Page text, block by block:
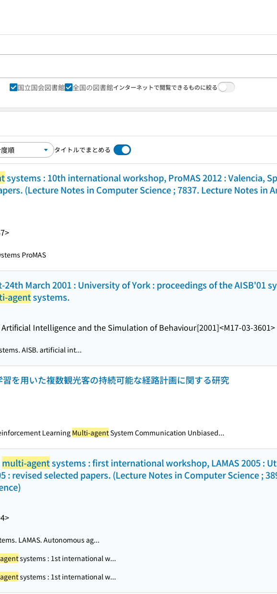
国立国会図書館 全国の図書館インターネットで閲覧できるものに絞る
タイトルでまとめる
systems : 10th international workshop, ProMAS 2012 : Valencia,
(Lecture Notes in Computer Science ; 7837. Lecture Notes in
ProMAS
March 2001 : University of York : proceedings of the AISB'01
agentsystems.
Intelligence and the Simulation of Behaviour[2001]<M17-03-3601>
AISB. artificial int...
を用いた複数観光客の持続可能な経路計画に関する研究
Learning Multi-agentSystem Communication Unbiased...
multi-agentsystems : first international workshop, LAMAS 2005 :
: revised selected papers. (Lecture Notes in Computer Science ;
LAMAS. Autonomous ag...
systems : 1st international w...
systems : 1st international w...